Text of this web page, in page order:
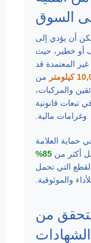
السوق
أن يؤدي إلى
أو خطير، حيث
المعتمدة قد
من
والمركبات،
تبعات قانونية
وغرامات مالية.
حماية العلامة
أكثر من 85%
التي تحمل
والموثوقية.
من